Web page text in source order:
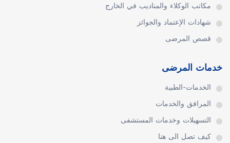
مكاتب الوكلاء والمناديب في الخارج
شهادات الإعتماد والجوائز
قصص المرضى
خدمات المرضى
الخدمات-الطبية
المرافق والخدمات
التسهيلات وخدمات المستشفى
كيف تصل الى هنا